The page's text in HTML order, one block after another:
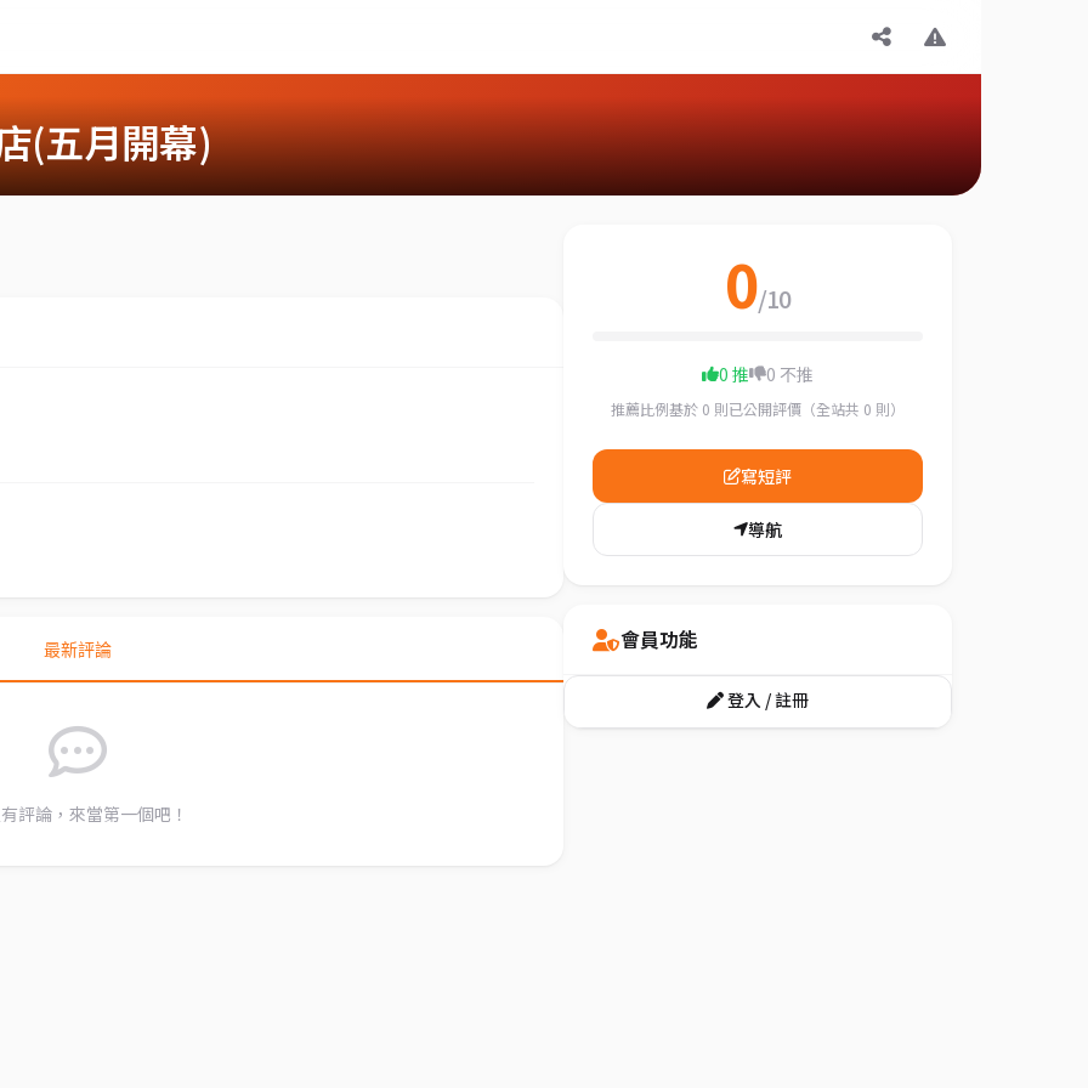
(五月開幕)
最新評論
評論，來當第一個吧！
0/10
0 推 0 不推
推薦比例基於 0 則已公開評價（全站共 0 則）
寫短評
導航
會員功能
登入 / 註冊